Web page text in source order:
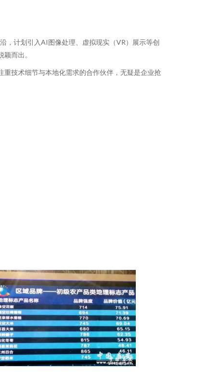
，计划引入AI图像处理、虚拟现实（VR）展示等创
而出。
技术细节与本地化需求的合作伙伴，无疑是企业抢